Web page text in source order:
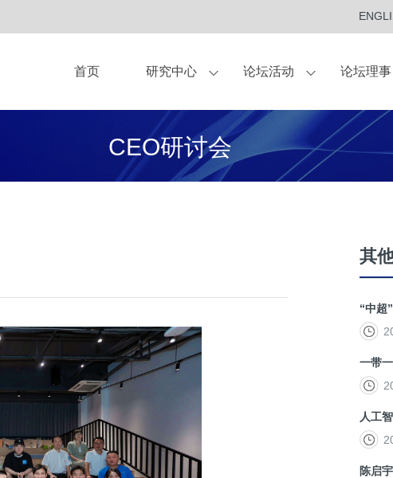
首页 研究中心
书籍
论坛活动
青年论坛 CEO研讨会 外滩
论坛理事
亚布力论坛理事
独家显示方案合作商 企业家健康守护伙伴
合作伙伴-会员 合作申请
亚布力企业家论坛永久会址
CEO研讨会
其
“中超
一带
人工
陈启